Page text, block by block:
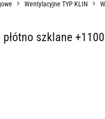
Wentylacyjne TYP KLIN
szklane